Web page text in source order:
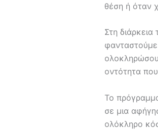
θέση ή όταν
Στη
οντότητα
Το
σε μια
ολόκληρο